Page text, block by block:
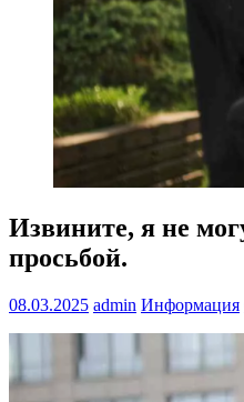
Извините, я не
просьбой.
08.03.2025 admin Информация